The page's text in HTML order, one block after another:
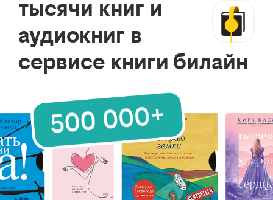
тысячи книг и
аудиокниг в
сервисе книги билайн